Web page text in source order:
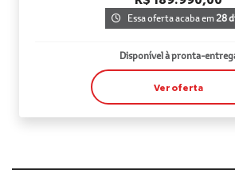
Essa oferta acaba em28
Disponível à pronta-
Ver oferta